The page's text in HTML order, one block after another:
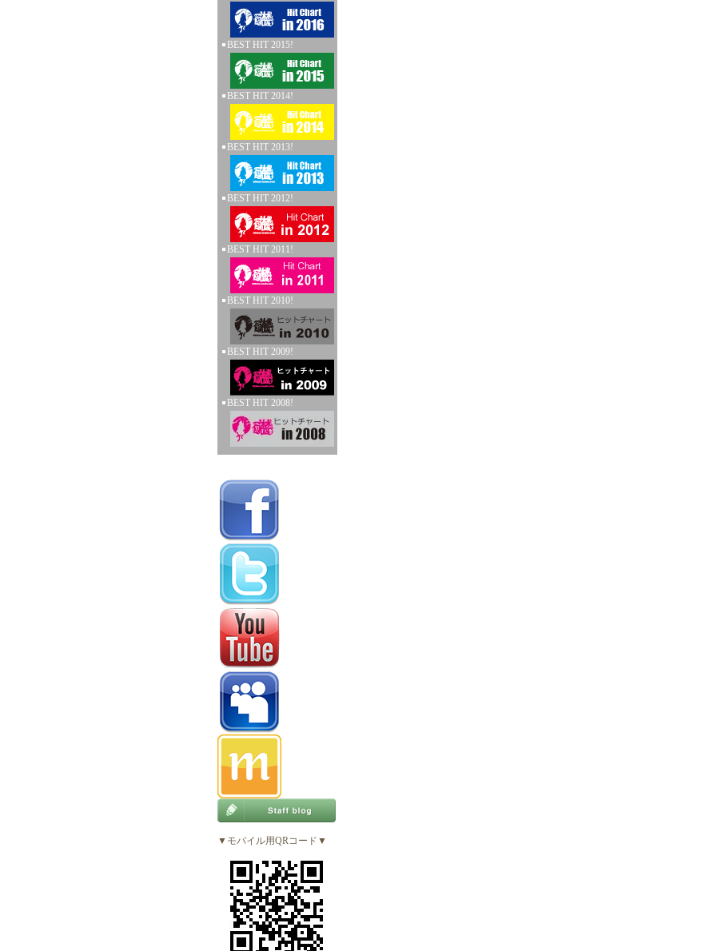
BEST HIT 2015!
BEST HIT 2014!
BEST HIT 2013!
BEST HIT 2012!
BEST HIT 2011!
BEST HIT 2010!
BEST HIT 2009!
BEST HIT 2008!
▼モバイル用QRコード▼